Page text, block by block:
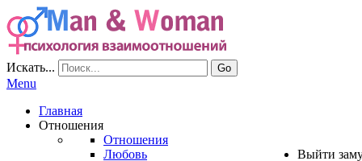
Искать... Go
Menu
Главная
Отношения
Отношения
Любовь
Выйти